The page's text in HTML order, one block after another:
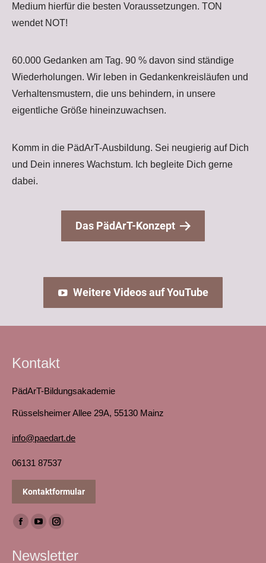
Medium hierfür die besten Voraussetzungen. TON
wendet NOT!
60.000 Gedanken am Tag. 90 % davon sind ständige
Wiederholungen. Wir leben in Gedankenkreisläufen und
Verhaltensmustern, die uns behindern, in unsere
eigentliche Größe hineinzuwachsen.
Komm in die PädArT-Ausbildung. Sei neugierig auf Dich
und Dein inneres Wachstum. Ich begleite Dich gerne
dabei.
Das PädArT-Konzept
Weitere Videos auf YouTube
Kontakt
PädArT-Bildungsakademie
Rüsselsheimer Allee 29A, 55130 Mainz
info@paedart.de
06131 87537
Kontaktformular
Finden Sie uns auf:
Facebook
opens
YouTube
opens
Instagram
opens
Newsletter